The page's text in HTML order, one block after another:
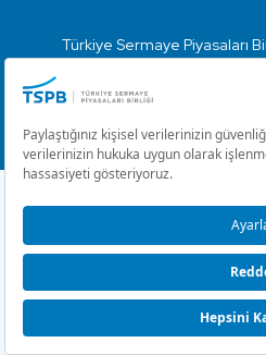
Türkiye Sermaye Piyasaları